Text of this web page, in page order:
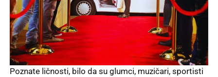
Poznate ličnosti, bilo da su glumci, muzičari, sportisti